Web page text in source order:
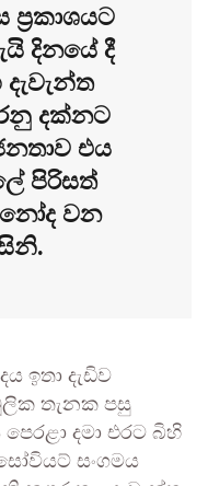
දිනයේ දී
දක්නට
එය
පිරිසත්
වන
ඉතා දැඩිව
තැනක පසු
දමා එරට බිහි
සංගමය